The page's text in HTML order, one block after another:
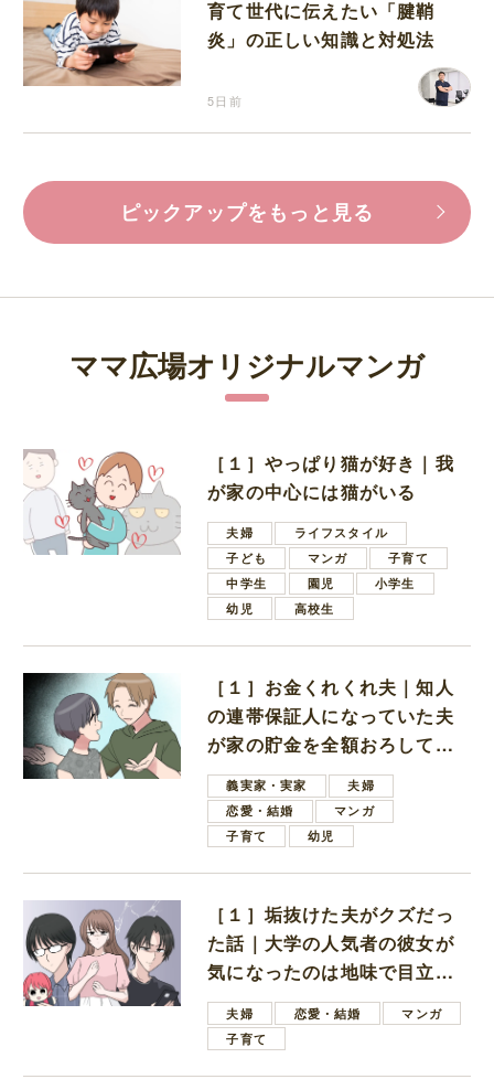
育て世代に伝えたい「腱鞘
炎」の正しい知識と対処法
5日前
ピックアップをもっと見る
ママ広場オリジナルマンガ
［１］やっぱり猫が好き｜我
が家の中心には猫がいる
夫婦
ライフスタイル
子ども
マンガ
子育て
中学生
園児
小学生
幼児
高校生
［１］お金くれくれ夫｜知人
の連帯保証人になっていた夫
が家の貯金を全額おろしてほ
しいと言ってきた
義実家・実家
夫婦
恋愛・結婚
マンガ
子育て
幼児
［１］垢抜けた夫がクズだっ
た話｜大学の人気者の彼女が
気になったのは地味で目立た
ない男子学生
夫婦 恋愛・結婚
マンガ
子育て